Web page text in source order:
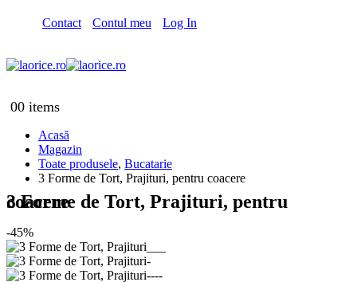
Contact Contul meu Log In
00 items
Acasă
Magazin
Toate produsele, Bucatarie
3 Forme de Tort, Prajituri, pentru coacere
3 Forme de Tort, Prajituri, pentru coacere
-45%